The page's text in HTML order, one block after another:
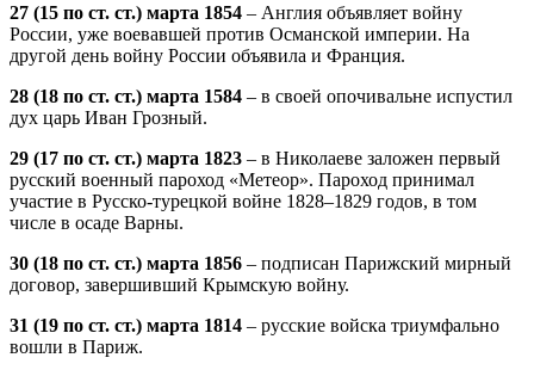
27 (15 по ст. ст.) марта 1854 – Англия объявляет войну
России, уже воевавшей против Османской империи. На
другой день войну России объявила и Франция.
28 (18 по ст. ст.) марта 1584 – в своей опочивальне испустил
дух царь Иван Грозный.
29 (17 по ст. ст.) марта 1823 – в Николаеве заложен первый
русский военный пароход «Метеор». Пароход принимал
участие в Русско-турецкой войне 1828–1829 годов, в том
числе в осаде Варны.
30 (18 по ст. ст.) марта 1856 – подписан Парижский мирный
договор, завершивший Крымскую войну.
31 (19 по ст. ст.) марта 1814 – русские войска триумфально
вошли в Париж.